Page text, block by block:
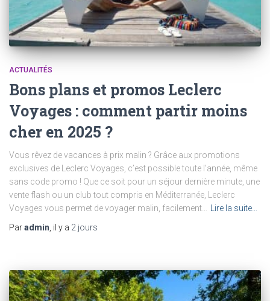
ACTUALITÉS
Bons plans et promos Leclerc
Voyages : comment partir moins
cher en 2025 ?
Vous rêvez de vacances à prix malin ? Grâce aux promotions
exclusives de Leclerc Voyages, c’est possible toute l’année, même
sans code promo ! Que ce soit pour un séjour dernière minute, une
vente flash ou un club tout compris en Méditerranée, Leclerc
Voyages vous permet de voyager malin, facilement…
Lire la suite…
Paradmin , il y a 2 jours